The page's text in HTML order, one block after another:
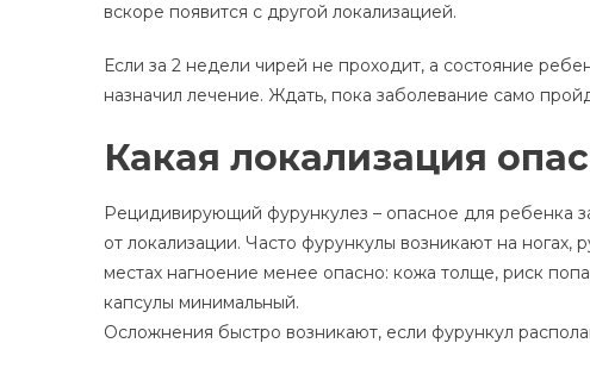
вскоре появится с другой локализацией.
Если за 2 недели чирей не проходит, а состояние
назначил лечение. Ждать, пока заболевание само
Какая локализация
Рецидивирующий фурункулез – опасное для ребенка
от локализации. Часто фурункулы возникают на ногах,
местах нагноение менее опасно: кожа толще, риск
капсулы минимальный.
Осложнения быстро возникают, если фурункул